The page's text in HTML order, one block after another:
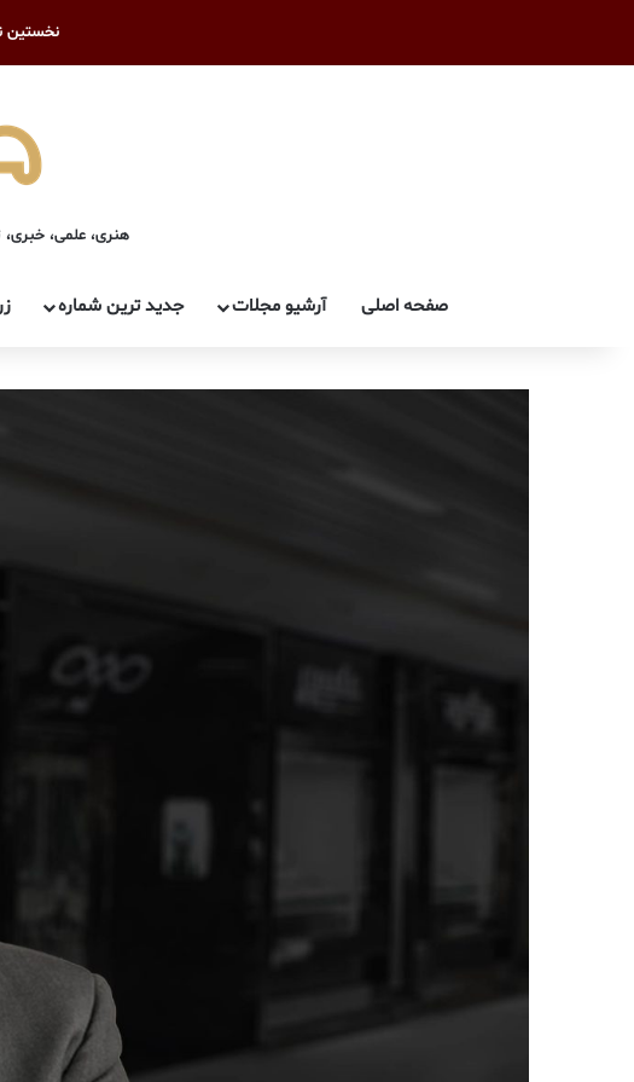
نخستین
هنری، علمی،
صفحه اصلی آرشیو مجلات جدید ترین شماره